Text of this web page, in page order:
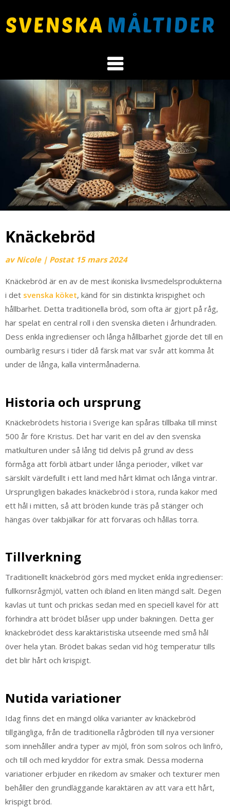
Knäckebröd
avNicole | Postat 15 mars 2024
Knäckebröd är en av de mest ikoniska livsmedelsprodukterna
i det svenska köket, känd för sin distinkta krispighet och
hållbarhet. Detta traditionella bröd, som ofta är gjort på råg,
har spelat en central roll i den svenska dieten i århundraden.
Dess enkla ingredienser och långa hållbarhet gjorde det till en
oumbärlig resurs i tider då färsk mat var svår att komma åt
under de långa, kalla vintermånaderna.
Historia och ursprung
Knäckebrödets historia i Sverige kan spåras tillbaka till minst
500 år före Kristus. Det har varit en del av den svenska
matkulturen under så lång tid delvis på grund av dess
förmåga att förbli ätbart under långa perioder, vilket var
särskilt värdefullt i ett land med hårt klimat och långa vintrar.
Ursprungligen bakades knäckebröd i stora, runda kakor med
ett hål i mitten, så att bröden kunde träs på stänger och
hängas över takbjälkar för att förvaras och hållas torra.
Tillverkning
Traditionellt knäckebröd görs med mycket enkla ingredienser:
fullkornsrågmjöl, vatten och ibland en liten mängd salt. Degen
kavlas ut tunt och prickas sedan med en speciell kavel för att
förhindra att brödet blåser upp under bakningen. Detta ger
knäckebrödet dess karaktäristiska utseende med små hål
över hela ytan. Brödet bakas sedan vid hög temperatur tills
det blir hårt och krispigt.
Nutida variationer
Idag finns det en mängd olika varianter av knäckebröd
tillgängliga, från de traditionella rågbröden till nya versioner
som innehåller andra typer av mjöl, frön som solros och linfrö,
och till och med kryddor för extra smak. Dessa moderna
variationer erbjuder en rikedom av smaker och texturer men
behåller den grundläggande karaktären av att vara ett hårt,
krispigt bröd.